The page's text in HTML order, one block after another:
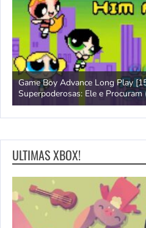
Game Boy Advance Long Play
Superpoderosas: Ele e
ULTIMAS XBOX!